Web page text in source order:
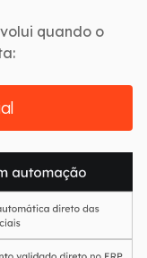
quando o